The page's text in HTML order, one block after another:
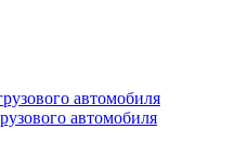
автомобиля
автомобиля